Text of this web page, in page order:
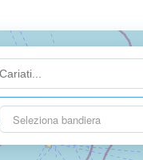
Seleziona bandiera